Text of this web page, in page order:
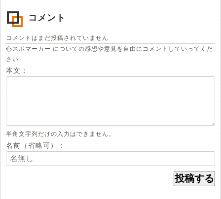
コメント
コメントはまだ投稿されていません
心スポマーカー についての感想や意見を自由にコメントしていってくだ
さい
本文：
半角文字列だけの入力はできません。
名前（省略可）：